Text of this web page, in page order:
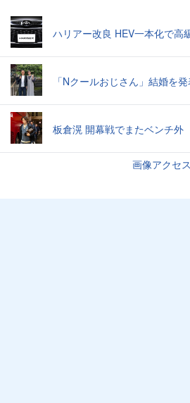
ハリアー改良 HEV一本化で高
「Nクールおじさん」結婚を発
板倉滉 開幕戦でまたベンチ外
画像アクセ